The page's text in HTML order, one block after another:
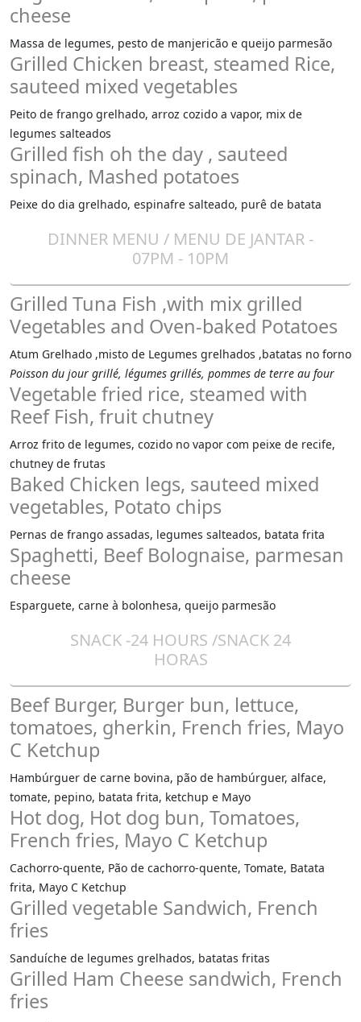
cheese
Massa de legumes, pesto de manjericão e queijo parmesão
Grilled Chicken breast, steamed Rice,
sauteed mixed vegetables
Peito de frango grelhado, arroz cozido a vapor, mix de
legumes salteados
Grilled fish oh the day , sauteed
spinach, Mashed potatoes
Peixe do dia grelhado, espinafre salteado, purê de batata
DINNER MENU / MENU DE JANTAR -
07PM - 10PM
Grilled Tuna Fish ,with mix grilled
Vegetables and Oven-baked Potatoes
Atum Grelhado ,misto de Legumes grelhados ,batatas no forno
Poisson du jour grillé, légumes grillés, pommes de terre au four
Vegetable fried rice, steamed with
Reef Fish, fruit chutney
Arroz frito de legumes, cozido no vapor com peixe de recife,
chutney de frutas
Baked Chicken legs, sauteed mixed
vegetables, Potato chips
Pernas de frango assadas, legumes salteados, batata frita
Spaghetti, Beef Bolognaise, parmesan
cheese
Esparguete, carne à bolonhesa, queijo parmesão
SNACK -24 HOURS /SNACK 24
HORAS
Beef Burger, Burger bun, lettuce,
tomatoes, gherkin, French fries, Mayo
C Ketchup
Hambúrguer de carne bovina, pão de hambúrguer, alface,
tomate, pepino, batata frita, ketchup e Mayo
Hot dog, Hot dog bun, Tomatoes,
French fries, Mayo C Ketchup
Cachorro-quente, Pão de cachorro-quente, Tomate, Batata
frita, Mayo C Ketchup
Grilled vegetable Sandwich, French
fries
Sanduíche de legumes grelhados, batatas fritas
Grilled Ham Cheese sandwich, French
fries